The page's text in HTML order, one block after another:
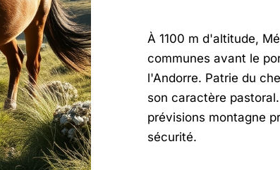
À 1100 m d'altitude,
communes avant le
l'Andorre. Patrie du
son caractère
prévisions montagne
sécurité.